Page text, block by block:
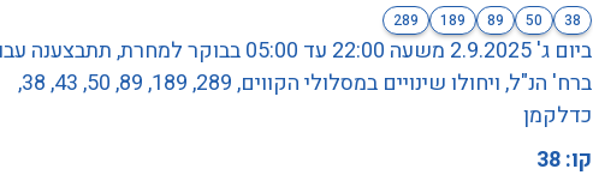
38
50
89
189
289
ביום ג' 2.9.2025 משעה 22:00 עד 05:00 בבוקר למחרת,
ברח' הנ"ל, ויחולו שינויים במסלולי הקווים, 289, 189, 89, 50, 43, 38,
כדלקמן
קו: 38